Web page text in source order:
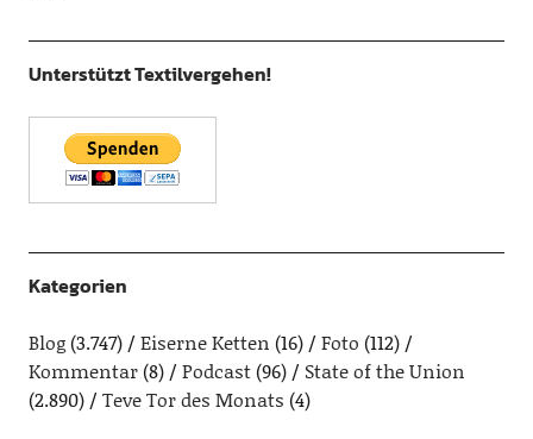
Unterstützt Textilvergehen!
Kategorien
Blog(3.747) Eiserne Ketten (16) Foto (112)
Kommentar(8) Podcast(96)
State of the Union
(2.890)
Teve Tor des Monats (4)